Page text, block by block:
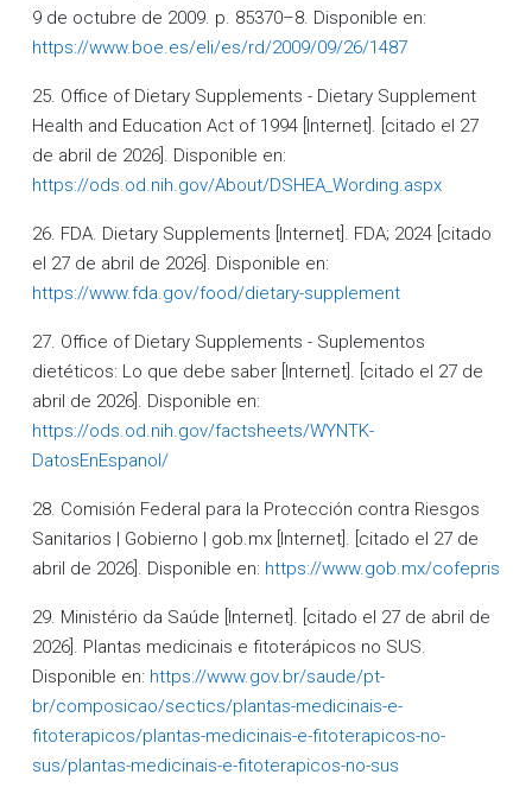
9 de octubre de 2009. p. 85370–8. Disponible en:
https://www.boe.es/eli/es/rd/2009/09/26/1487
25. Office of Dietary Supplements - Dietary Supplement
Health and Education Act of 1994 [Internet]. [citado el 27
de abril de 2026]. Disponible en:
https://ods.od.nih.gov/About/DSHEA_Wording.aspx
26. FDA. Dietary Supplements [Internet]. FDA; 2024 [citado
el 27 de abril de 2026]. Disponible en:
https://www.fda.gov/food/dietary-supplement
27. Office of Dietary Supplements - Suplementos
dietéticos: Lo que debe saber [Internet]. [citado el 27 de
abril de 2026]. Disponible en:
https://ods.od.nih.gov/factsheets/WYNTK-
DatosEnEspanol/
28. Comisión Federal para la Protección contra Riesgos
Sanitarios | Gobierno | gob.mx [Internet]. [citado el 27 de
abril de 2026]. Disponible en: https://www.gob.mx/cofepris
29. Ministério da Saúde [Internet]. [citado el 27 de abril de
2026]. Plantas medicinais e fitoterápicos no SUS.
Disponible en: https://www.gov.br/saude/pt-
br/composicao/sectics/plantas-medicinais-e-
fitoterapicos/plantas-medicinais-e-fitoterapicos-no-
sus/plantas-medicinais-e-fitoterapicos-no-sus